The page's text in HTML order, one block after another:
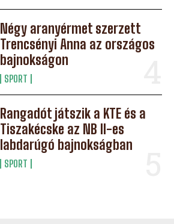
Négy aranyérmet szerzett
Trencsényi Anna az országos
bajnokságon
SPORT
Rangadót játszik a KTE és a
Tiszakécske az NB II-es
labdarúgó bajnokságban
SPORT